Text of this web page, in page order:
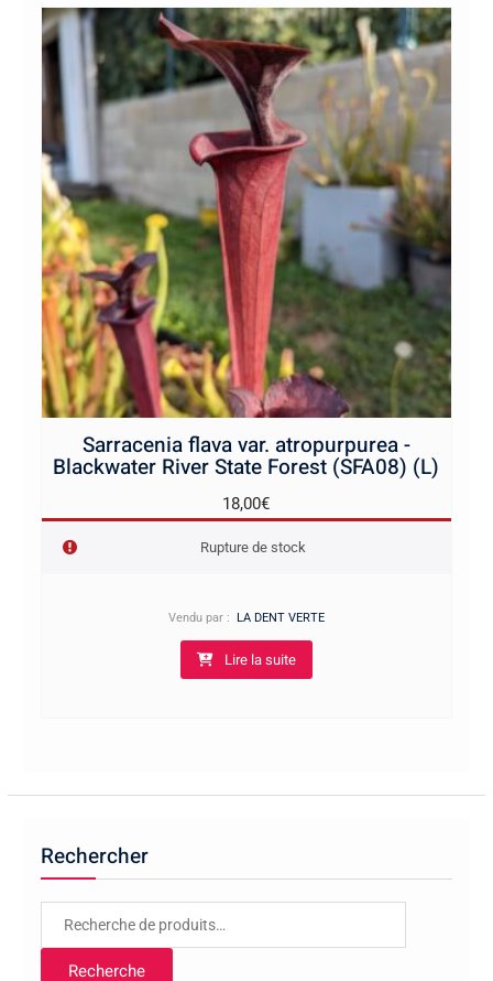
Sarracenia flava var. atropurpurea -
Blackwater River State Forest (SFA08) (L)
18,00€
Rupture de stock
Vendu par : LA DENT VERTE
Lire la suite
Rechercher
Recherche
Recherche